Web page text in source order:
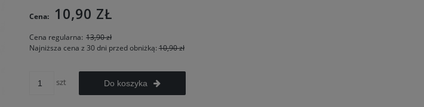
Cena: 10,90 ZŁ
Cena regularna: 13,90 zł
Najniższa cena z 30 dni przed obniżką:10,90 zł
szt Do koszyka